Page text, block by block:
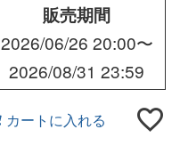
販売期間
2026/06/26 20:00〜
2026/08/31 23:59
カートに入れる